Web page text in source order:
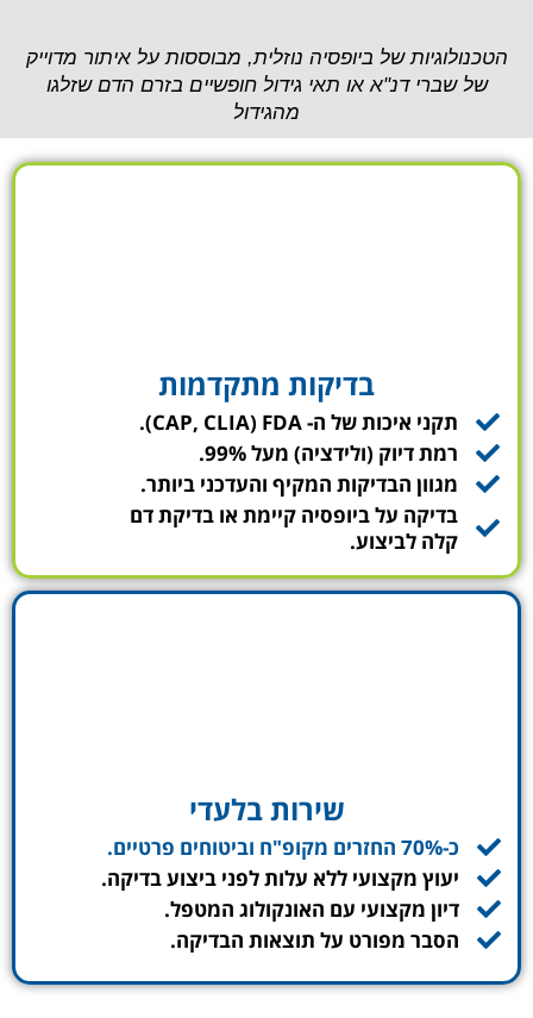
הטכנולוגיות של ביופסיה נוזלית, מבוססות על איתור מדוייק
של שברי דנ"א או תאי גידול חופשיים בזרם הדם שזלגו
מהגידול
בדיקות מתקדמות
תקני איכות של ה- CAP, CLIA) FDA).
רמת דיוק (ולידציה) מעל 99%.
מגוון הבדיקות המקיף והעדכני ביותר.
בדיקה על ביופסיה קיימת או בדיקת דם
קלה לביצוע.
שירות בלעדי
כ-70% החזרים מקופ"ח וביטוחים פרטיים.
יעוץ מקצועי ללא עלות לפני ביצוע בדיקה.
דיון מקצועי עם האונקולוג המטפל.
הסבר מפורט על תוצאות הבדיקה.